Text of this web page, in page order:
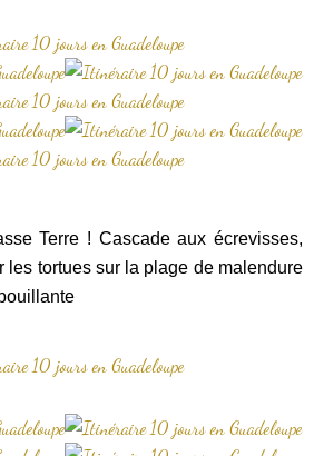
Terre ! Cascade aux écrevisses,
les tortues sur la plage de malendure